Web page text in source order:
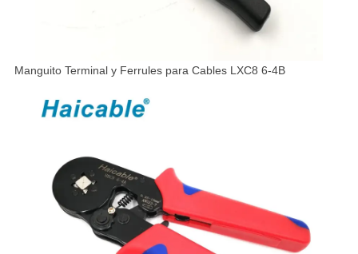
Manguito Terminal y Ferrules para Cables LXC8 6-4B